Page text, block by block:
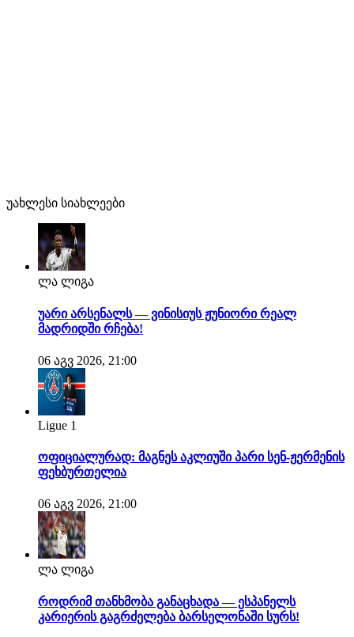
უახლესი სიახლეები
ლა ლიგა
უარი არსენალს — ვინისიუს ჟუნიორი რეალ
მადრიდში რჩება!
06 აგვ 2026, 21:00
Ligue 1
ოფიციალურად: მაგნეს აკლიუში პარი სენ-ჟერმენის
ფეხბურთელია
06 აგვ 2026, 21:00
ლა ლიგა
როდრიმ თანხმობა განაცხადა — ესპანელს
კარიერის გაგრძელება ბარსელონაში სურს!